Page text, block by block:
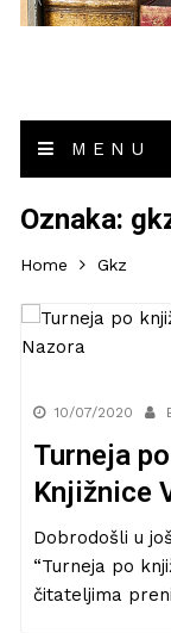
MENU
Oznaka:
Home Gkz
10/07/2020
Turneja
Knjižnice
Dobrodošli u
“Turneja po
čitateljima